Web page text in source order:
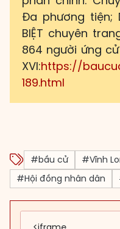
Đa phương tiện;
BIỆT chuyên
864 người ứng
XVI:https://
189.html
#bầu cử #Vĩnh
#Hội đồng nhân dân